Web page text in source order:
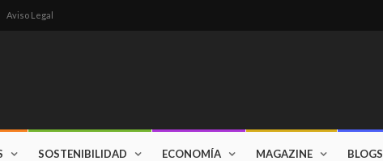
Aviso Legal
SOSTENIBILIDAD ECONOMÍA MAGAZINE BLOGS